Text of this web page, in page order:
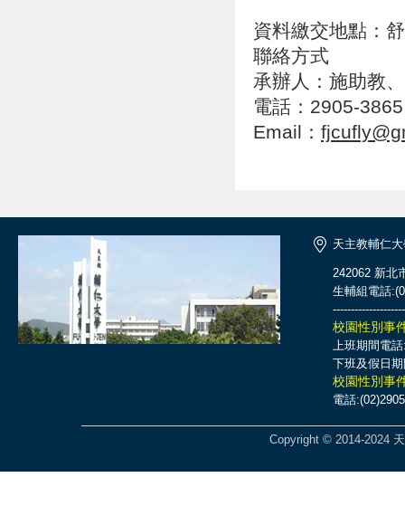
資料繳交地點：
聯絡方式
承辦人：施助教
電話：2905-
Email：
天主教輔仁
242062 新北
生輔組電話
校園性別事
上班期間電
下班及假日
校園性別事
電話
Copyright © 2014-2024